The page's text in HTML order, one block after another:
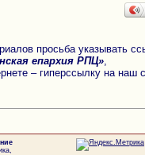
просьба указывать
епархия РПЦ»
– гиперссылку на наш